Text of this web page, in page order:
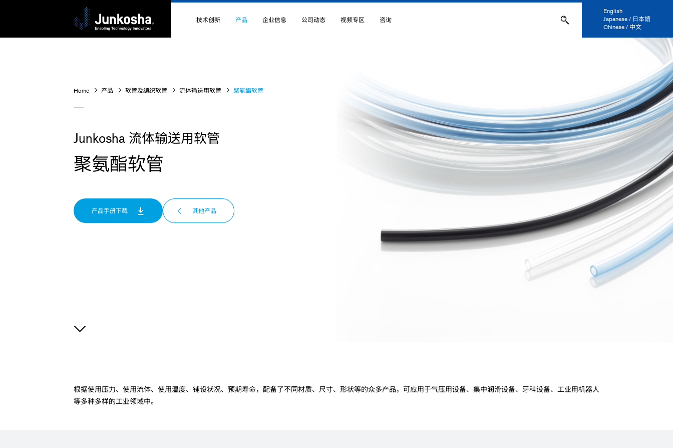
技术创新
超级计算机“京”的高速信号传输电缆
医用导管成型用易撕热缩管
超声波诊断设备用探头电缆
产品
健康医疗
测试测量、分析
信息、通信、印刷
半导体、FPD制造
机器人、机床、喷涂
发电、能源、化工厂
交通运输
企业信息 公司动态 视频专区 咨询
English
Japanese / 日本語
Chinese / 中文
Home 产品 软管及编织软管 流体输送用软管 聚氨酯软管
Junkosha 流体输送用软管
聚氨酯软管
产品手册下载 其他产品
根据使用压力、使用流体、使用温度、铺设状况、预期寿命，配备了不同材质、尺寸、形状等的众多产品，可应用于气压用设备、集中润滑设备、牙科设备、工业用机器人
等多种多样的工业领域中。